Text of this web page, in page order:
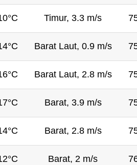
Timur, 3.3 m/s
Barat Laut, 0.9 m/s
Barat Laut, 2.8 m/s
Barat, 3.9 m/s
Barat, 2.8 m/s
Barat, 2 m/s